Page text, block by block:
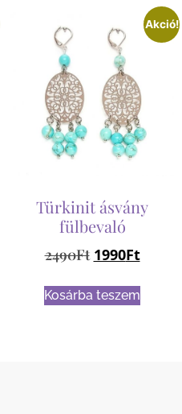
Akció!
Türkinit ásvány
fülbevaló
2490Ft 1990Ft
Kosárba teszem